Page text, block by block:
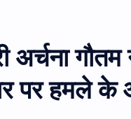
पर हमले के